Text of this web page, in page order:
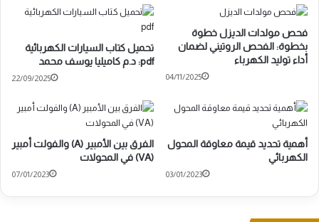
تحميل كتاب السيارات الكهربائية
pdf: د.م كاميليا يوسف محمد
22/09/2025
فحص مولدات الديزل خطوة
بخطوة: الفحص الروتيني لضمان
أداء توليد الكهرباء
04/11/2025
الفرق بين الأمبير (A) والفولت أمبير
(VA) في المحولات
07/01/2023
أهمية تحديد قيمة معاوقة المحول
الكهربائي
03/01/2023